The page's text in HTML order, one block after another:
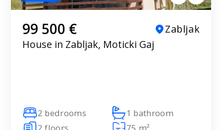
99 500 €
Zabljak
House in Zabljak, Moticki Gaj
2 bedrooms
1 bathroom